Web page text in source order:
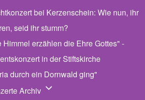
bei Kerzenschein: Wie nun, ihr
seid ihr stumm?
Himmel erzählen die Ehre Gottes" -
in der Stiftskirche
durch ein Dornwald ging"
Archiv Unternavigation von